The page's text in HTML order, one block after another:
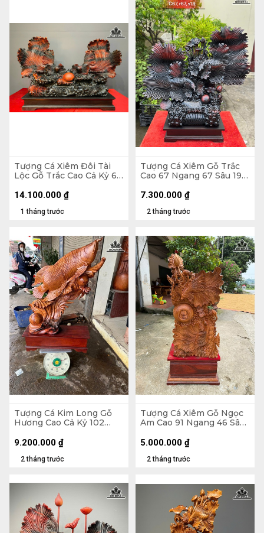
Tượng Cá Xiêm Đôi Tài
Lộc Gỗ Trắc Cao Cả Kỷ 66
Kỷ Cao 10
1 tháng trước
14.100.000 ₫
Tượng Cá Xiêm Gỗ Trắc
Cao 67 Ngang 67 Sâu 19
2 tháng trước
7.300.000 ₫
Tượng Cá Kim Long Gỗ
Hương Cao Cả Kỷ 102
Kỷ Cao 20
2 tháng trước
9.200.000 ₫
Tượng Cá Xiêm Gỗ Ngọc
Am Cao 91 Ngang 46 Sâu
2 tháng trước
5.000.000 ₫